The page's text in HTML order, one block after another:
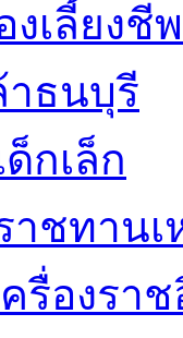
งเลี้ยง
าธนบุรี
กเล็ก
าชทาน
รื่องรา